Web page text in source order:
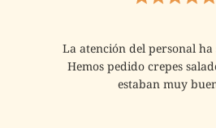
La atención del personal
Hemos pedido crepes
estaban muy